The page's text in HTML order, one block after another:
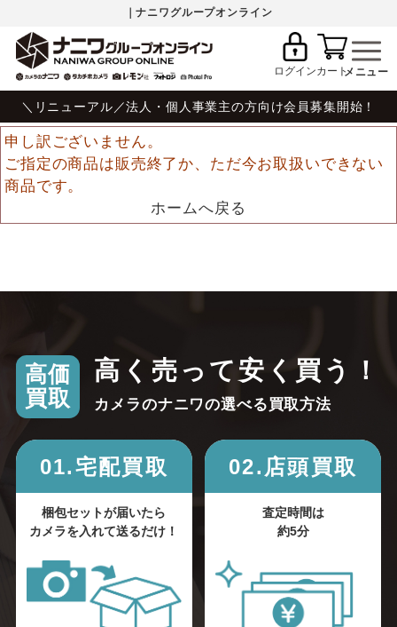
｜ナニワグループオンライン
ログインカート
＼リニューアル／法人・個人事業主の方向け会員募集開始！
申し訳ございません。
ご指定の商品は販売終了か、ただ今お取扱いできない
商品です。
ホームへ戻る
高価
買取
高く売って安く買う！
カメラのナニワの選べる買取方法
01.宅配買取
梱包セットが届いたら
カメラを入れて送るだけ！
02.店頭買取
査定時間は
約5分